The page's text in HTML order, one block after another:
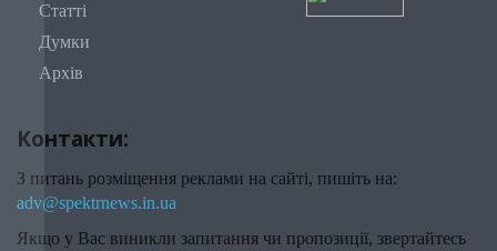
Статті
Думки
Архів
Контакти:
З питань розміщення реклами на сайті, пишіть на:
adv@spektrnews.in.ua
Якщо у Вас виникли запитання чи пропозиції, звертайтесь